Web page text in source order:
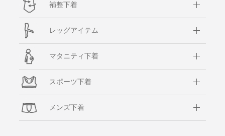
補整下着
レッグアイテム
マタニティ下着
スポーツ下着
メンズ下着